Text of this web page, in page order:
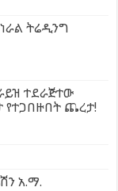
ትሬዲንግ
ተደራጅተው
የተጋበዙበት ጨረታ!
አ.ማ.